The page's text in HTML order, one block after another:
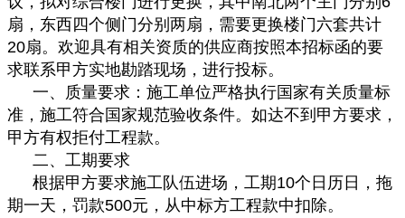
扇，东西四个侧门分别两扇，需要更换楼门六套共计
20扇。欢迎具有相关资质的供应商按照本招标函的要
求联系甲方实地勘踏现场，进行投标。
一、质量要求：施工单位严格执行国家有关质量标
准，施工符合国家规范验收条件。如达不到甲方要求，
甲方有权拒付工程款。
二、工期要求
根据甲方要求施工队伍进场，工期10个日历日，拖
期一天，罚款500元，从中标方工程款中扣除。
 最新公告
 校园新闻
 科学技术实验校